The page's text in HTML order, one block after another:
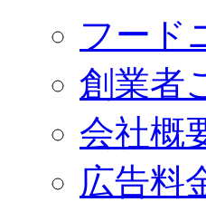
フード
創業者
会社概
広告料